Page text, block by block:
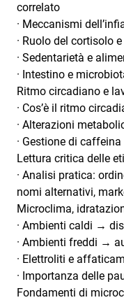
correlato
· Meccanismi
· Ruolo del cortisolo
· Sedentarietà e
· Intestino e
Ritmo circadiano e
· Cos’è il ritmo
· Alterazioni
· Gestione di
Lettura critica delle
· Analisi pratica:
nomi alternativi,
Microclima,
· Ambienti caldi →
· Ambienti freddi →
· Elettroliti e
· Importanza delle
Fondamenti di